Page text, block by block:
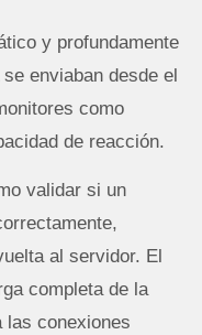
y profundamente
enviaban desde el
como
de reacción.
validar si un
al servidor. El
completa de la
las conexiones